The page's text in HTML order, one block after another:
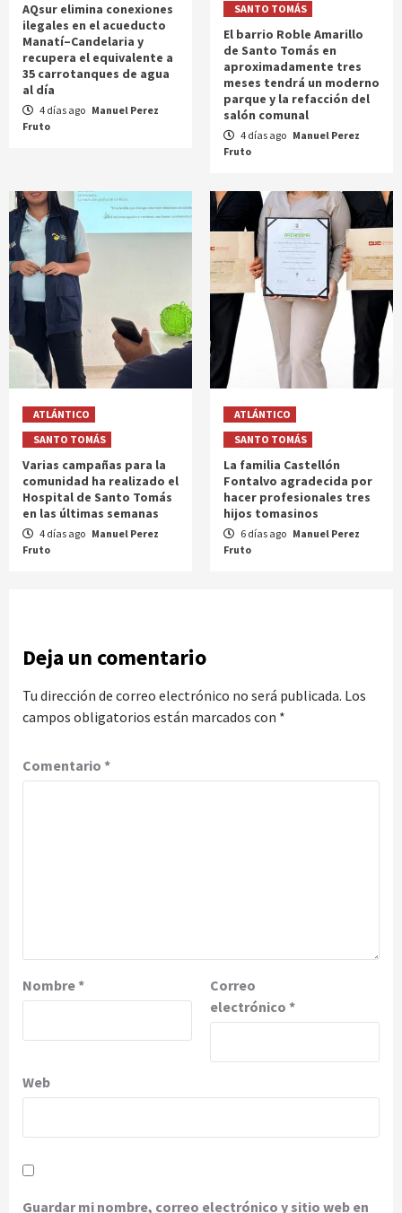
AQsur elimina conexiones
ilegales en el acueducto
Manatí–Candelaria y
recupera el equivalente a
35 carrotanques de agua
al día
4 días ago Manuel Perez
Fruto
SANTO TOMÁS
El barrio Roble Amarillo
de Santo Tomás en
aproximadamente tres
meses tendrá un moderno
parque y la refacción del
salón comunal
4 días ago Manuel Perez
Fruto
ATLÁNTICO
SANTO TOMÁS
Varias campañas para la
comunidad ha realizado el
Hospital de Santo Tomás
en las últimas semanas
4 días ago Manuel Perez
Fruto
ATLÁNTICO
SANTO TOMÁS
La familia Castellón
Fontalvo agradecida por
hacer profesionales tres
hijos tomasinos
6 días ago Manuel Perez
Fruto
Deja un comentario
Tu dirección de correo electrónico no será publicada. Los
campos obligatorios están marcados con *
Comentario *
Nombre*
Correo
electrónico *
Web
Guardar mi nombre, correo electrónico y sitio web en